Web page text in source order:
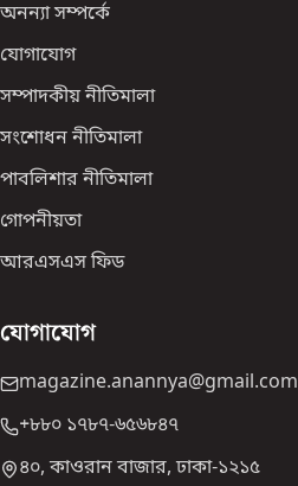
অনন্যা সম্পর্কে
যোগাযোগ
সম্পাদকীয় নীতিমালা
সংশোধন নীতিমালা
পাবলিশার নীতিমালা
গোপনীয়তা
আরএসএস ফিড
যোগাযোগ
magazine.anannya@gmail.com
+৮৮০ ১৭৮৭-৬৫৬৮৪৭
৪০, কাওরান বাজার, ঢাকা-১২১৫